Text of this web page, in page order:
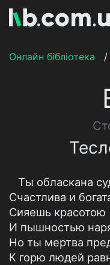
Онлайн бібліотека
/
Ты обласкана
Счастлива и
Сияешь красотою
И пышностью
Но ты мертва
К горю людей